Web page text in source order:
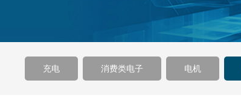
充电 消费类电子 电机